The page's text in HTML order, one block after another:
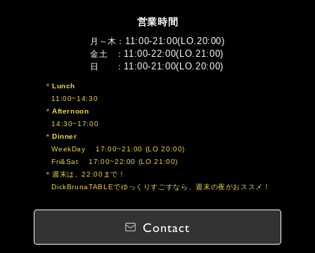
営業時間
月～木 11:00-21:00(LO.20:00)
金土 11:00-22:00(LO.21:00)
日 11:00-21:00(LO.20:00)
Lunch
11:00~14:30
Afternoon
14:30~17:00
Dinner
WeekDay 17:00~21:00 (LO 20:00)
Fri&Sat 17:00~22:00 (LO 21:00)
週末は、22:00まで！
DickBrunaTABLEでゆっくりすごすなら、週末の夜がおススメ！
Contact